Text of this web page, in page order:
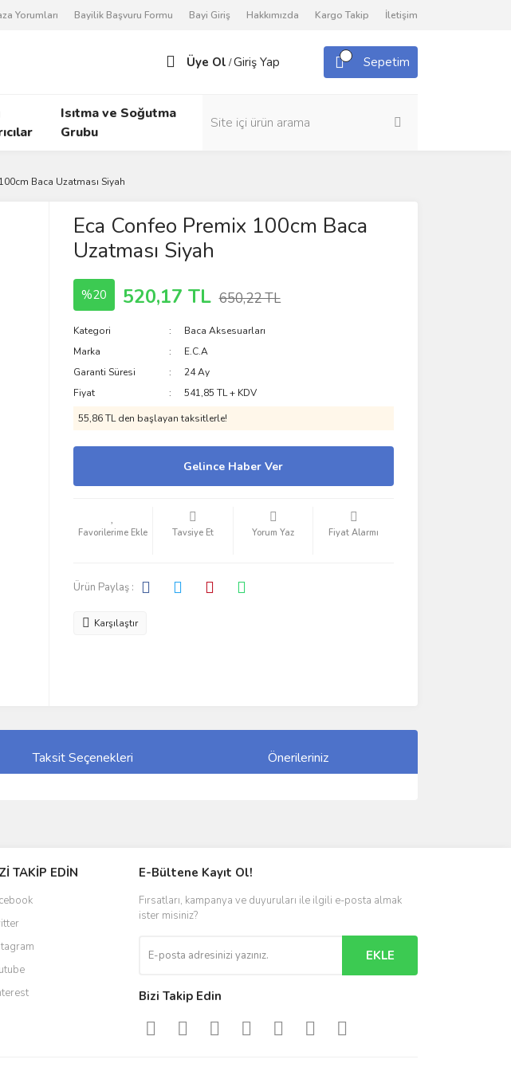
Yorumları Bayilik Başvuru Formu Bayi Giriş Hakkımızda Kargo Takip İletişim
Üye Ol /Giriş Yap Sepetim
Isıtma ve Soğutma
Grubu
Baca Uzatması Siyah
Eca Confeo Premix 100cm Baca
Uzatması Siyah
%20 520,17 TL 650,22 TL
Kategori
Baca Aksesuarları
Marka
E.C.A
Garanti Süresi
24 Ay
Fiyat
541,85 TL + KDV
55,86 TL den başlayan taksitlerle!
Gelince Haber Ver
Tavsiye Et Yorum Yaz Fiyat Alarmı
Ürün Paylaş :
Karşılaştır
Taksit Seçenekleri Önerileriniz
TAKİP EDİN E-Bültene Kayıt Ol!
Fırsatları, kampanya ve duyuruları ile ilgili e-posta almak
ister misiniz?
EKLE
Bizi Takip Edin